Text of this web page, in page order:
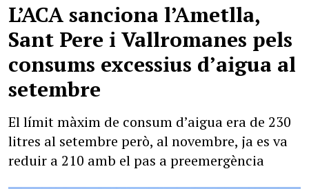
L’ACA sanciona l’Ametlla,
Sant Pere i Vallromanes pels
consums excessius d’aigua al
setembre
El límit màxim de consum d’aigua era de 230
litres al setembre però, al novembre, ja es va
reduir a 210 amb el pas a preemergència